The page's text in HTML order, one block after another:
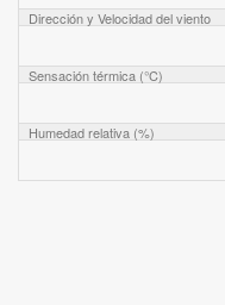
Dirección y Velocidad del viento
Sensación térmica (°C)
Humedad relativa (%)